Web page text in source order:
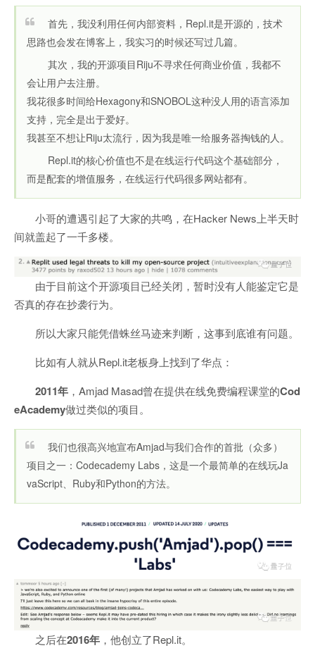
首先，我没利用任何内部资料，Repl.it是开源的，技术
思路也会发在博客上，我实习的时候还写过几篇。
其次，我的开源项目Riju不寻求任何商业价值，我都不
会让用户去注册。
我花很多时间给Hexagony和SNOBOL这种没人用的语言添加
支持，完全是出于爱好。
我甚至不想让Riju太流行，因为我是唯一给服务器掏钱的人。
Repl.it的核心价值也不是在线运行代码这个基础部分，
而是配套的增值服务，在线运行代码很多网站都有。
小哥的遭遇引起了大家的共鸣，在Hacker News上半天时
间就盖起了一千多楼。
由于目前这个开源项目已经关闭，暂时没有人能鉴定它是
否真的存在抄袭行为。
所以大家只能凭借蛛丝马迹来判断，这事到底谁有问题。
比如有人就从Repl.it老板身上找到了华点：
2011年 ，Amjad Masad曾在提供在线免费编程课堂的Cod
eAcademy做过类似的项目。
我们也很高兴地宣布Amjad与我们合作的首批（众多）
项目之一：Codecademy Labs，这是一个最简单的在线玩Ja
vaScript、Ruby和Python的方法。
之后在2016年 ，他创立了Repl.it。